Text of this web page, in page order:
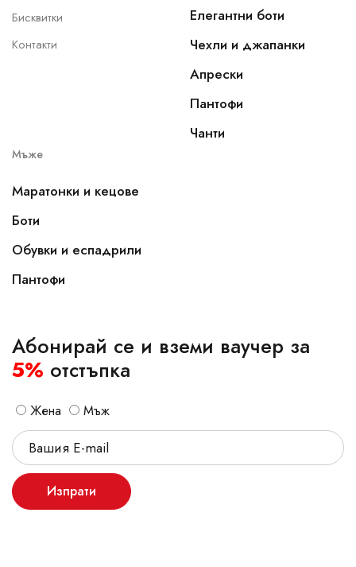
Бисквитки
Контакти
Елегантни боти
Чехли и джапанки
Апрески
Пантофи
Чанти
Мъже
Маратонки и кецове
Боти
Обувки и еспадрили
Пантофи
Абонирай се и вземи ваучер за
5% отстъпка
Жена Мъж
Изпрати